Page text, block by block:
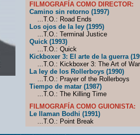
FILMOGRAFÍA COMO DIRECTOR:
Camino sin retorno (1997)
...T.O.: Road Ends
Los ojos de la ley (1995)
...T.O.: Terminal Justice
Quick (1993)
...T.O.: Quick
Kickboxer 3: El arte de la guerra
...T.O.: Kickboxer 3: The Art of War
La ley de los Rollerboys (1990)
...T.O.: Prayer of the Rollerboys
Tiempo de matar (1987)
...T.O.: The Killing Time
FILMOGRAFÍA COMO GUIONISTA:
Le llaman Bodhi (1991)
...T.O.: Point Break